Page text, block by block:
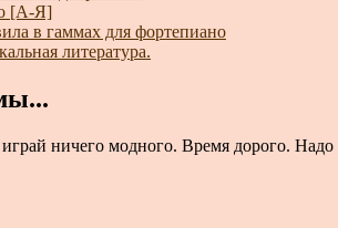
[А-Я]
в гаммах для фортепиано
литература.
ничего модного. Время дорого.